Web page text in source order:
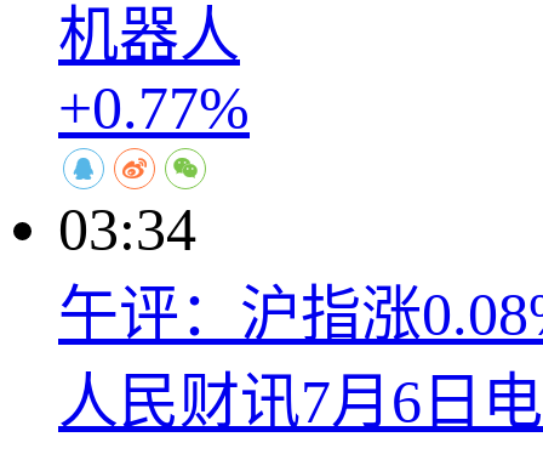
机器人
+0.77%
03:34
午评：沪指涨
人民财讯7月6日